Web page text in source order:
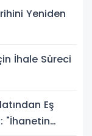
Yeniden
İhale Süreci
Eş
"İhanetin